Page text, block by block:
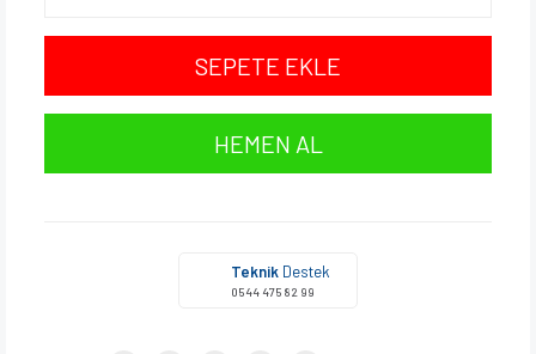
SEPETE EKLE
HEMEN AL
Teknik Destek
0544 475 82 99